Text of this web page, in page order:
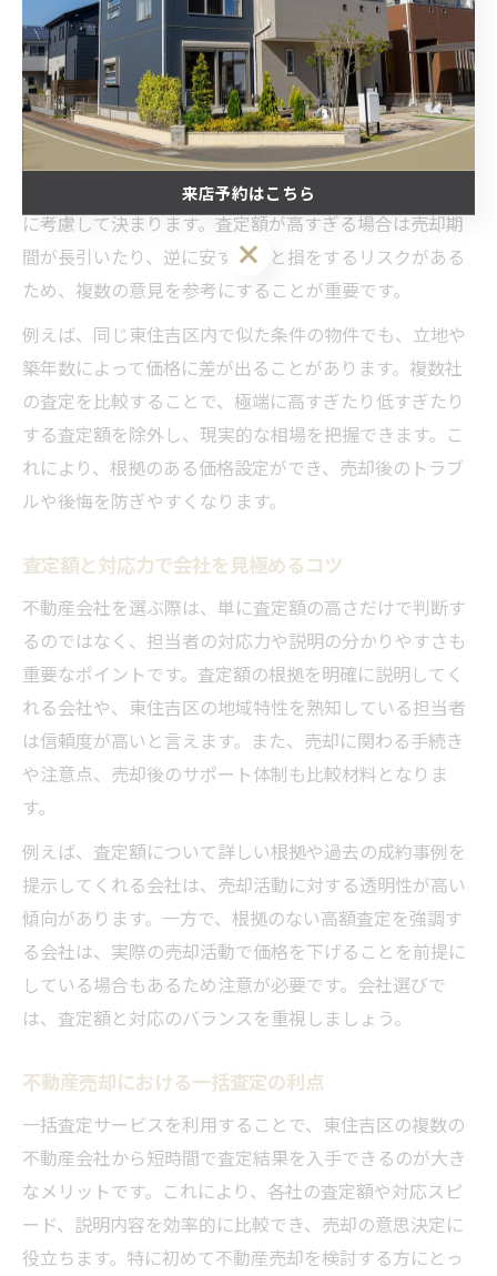
比較で分かる不動産売却の適正価格とは
不動産売却の際に複数社の査定を比較することで、東住
吉区における物件の適正価格が見えてきます。適正価格
とは、現実的に売却が成立しやすい価格帯を指し、周辺
の成約事例や現在の市場相場、物件の状態などを総合的
に考慮して決まります。査定額が高すぎる場合は売却期
間が長引いたり、逆に安すぎると損をするリスクがある
ため、複数の意見を参考にすることが重要です。
例えば、同じ東住吉区内で似た条件の物件でも、立地や
築年数によって価格に差が出ることがあります。複数社
の査定を比較することで、極端に高すぎたり低すぎたり
する査定額を除外し、現実的な相場を把握できます。こ
れにより、根拠のある価格設定ができ、売却後のトラブ
ルや後悔を防ぎやすくなります。
査定額と対応力で会社を見極めるコツ
不動産会社を選ぶ際は、単に査定額の高さだけで判断す
るのではなく、担当者の対応力や説明の分かりやすさも
重要なポイントです。査定額の根拠を明確に説明してく
れる会社や、東住吉区の地域特性を熟知している担当者
は信頼度が高いと言えます。また、売却に関わる手続き
や注意点、売却後のサポート体制も比較材料となりま
す。
例えば、査定額について詳しい根拠や過去の成約事例を
提示してくれる会社は、売却活動に対する透明性が高い
傾向があります。一方で、根拠のない高額査定を強調す
る会社は、実際の売却活動で価格を下げることを前提に
している場合もあるため注意が必要です。会社選びで
は、査定額と対応のバランスを重視しましょう。
不動産売却における一括査定の利点
一括査定サービスを利用することで、東住吉区の複数の
不動産会社から短時間で査定結果を入手できるのが大き
なメリットです。これにより、各社の査定額や対応スピ
ード、説明内容を効率的に比較でき、売却の意思決定に
役立ちます。特に初めて不動産売却を検討する方にとっ
来店予約はこちら
来店予約はこちら